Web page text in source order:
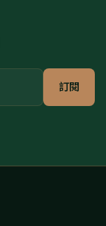
訂閱